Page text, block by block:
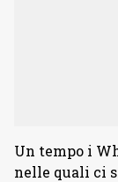
Un tempo i
nelle quali ci